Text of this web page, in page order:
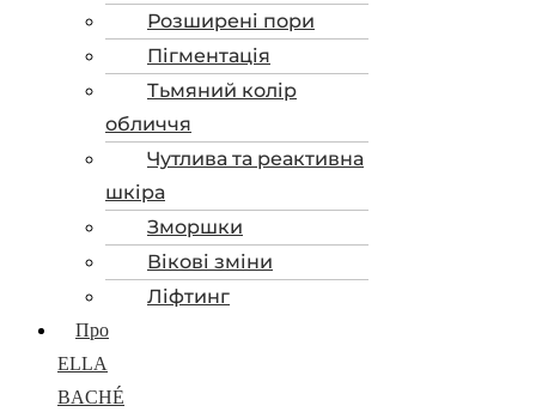
Розширені пори
Пігментація
Тьмяний колір
обличчя
Чутлива та реактивна
шкіра
Зморшки
Вікові зміни
Ліфтинг
Про
ELLA
BACHÉ